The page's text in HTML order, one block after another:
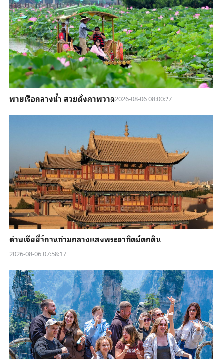
พายเรือกลางน้ำ สวยดั่งภาพวาด2026-08-06 08:00:27
ด่านเจียยี่ว์กวนท่ามกลางแสงพระอาทิตย์ตกดิน
2026-08-06 07:58:17